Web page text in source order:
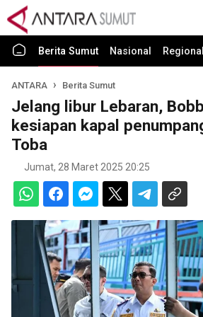
Berita Sumut Nasional Regional
ANTARA Berita Sumut
Jelang libur Lebaran,
kesiapan kapal
Toba
Jumat, 28 Maret 2025 20:25